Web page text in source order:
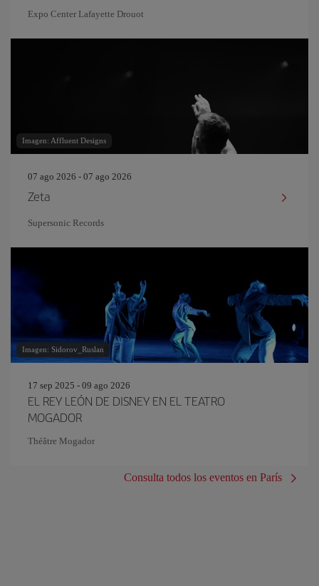
Expo Center Lafayette Drouot
Imagen: Affluent Designs
07 ago 2026 - 07 ago 2026
Zeta
Supersonic Records
Imagen: Sidorov_Ruslan
17 sep 2025 - 09 ago 2026
EL REY LEÓN DE DISNEY EN EL TEATRO
MOGADOR
Théâtre Mogador
Consulta todos los eventos en París